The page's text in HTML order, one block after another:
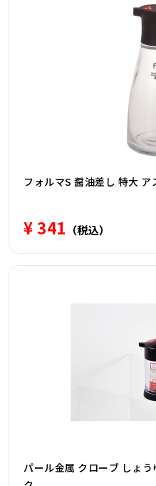
フォルマS 醤油差し 特大
¥ 341 （税込）
パール金属 クローブ しょ